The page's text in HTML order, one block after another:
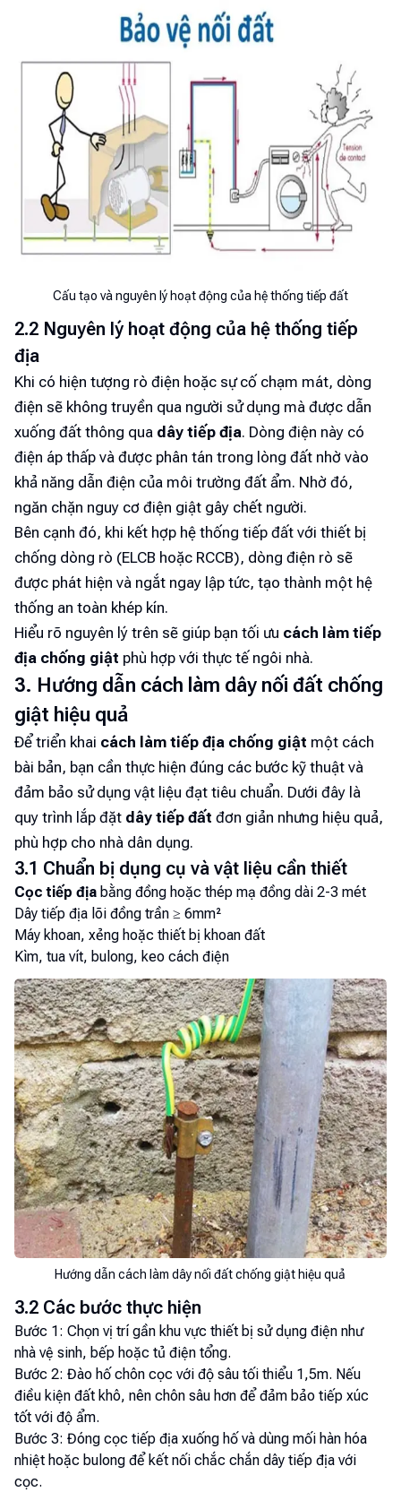
Cấu tạo và nguyên lý hoạt động của hệ thống tiếp đất
2.2 Nguyên lý hoạt động của hệ thống tiếp
địa
Khi có hiện tượng rò điện hoặc sự cố chạm mát, dòng
điện sẽ không truyền qua người sử dụng mà được dẫn
xuống đất thông qua dây tiếp địa. Dòng điện này có
điện áp thấp và được phân tán trong lòng đất nhờ vào
khả năng dẫn điện của môi trường đất ẩm. Nhờ đó,
ngăn chặn nguy cơ điện giật gây chết người.
Bên cạnh đó, khi kết hợp hệ thống tiếp đất với thiết bị
chống dòng rò (ELCB hoặc RCCB), dòng điện rò sẽ
được phát hiện và ngắt ngay lập tức, tạo thành một hệ
thống an toàn khép kín.
Hiểu rõ nguyên lý trên sẽ giúp bạn tối ưu cách làm tiếp
địa chống giật phù hợp với thực tế ngôi nhà.
3. Hướng dẫn cách làm dây nối đất chống
giật hiệu quả
Để triển khai cách làm tiếp địa chống giật một cách
bài bản, bạn cần thực hiện đúng các bước kỹ thuật và
đảm bảo sử dụng vật liệu đạt tiêu chuẩn. Dưới đây là
quy trình lắp đặt dây tiếp đất đơn giản nhưng hiệu quả,
phù hợp cho nhà dân dụng.
3.1 Chuẩn bị dụng cụ và vật liệu cần thiết
Cọc tiếp địa bằng đồng hoặc thép mạ đồng dài 2-3 mét
Dây tiếp địa lõi đồng trần ≥ 6mm²
Máy khoan, xẻng hoặc thiết bị khoan đất
Kìm, tua vít, bulong, keo cách điện
Hướng dẫn cách làm dây nối đất chống giật hiệu quả
3.2 Các bước thực hiện
Bước 1: Chọn vị trí gần khu vực thiết bị sử dụng điện như
nhà vệ sinh, bếp hoặc tủ điện tổng.
Bước 2: Đào hố chôn cọc với độ sâu tối thiểu 1,5m. Nếu
điều kiện đất khô, nên chôn sâu hơn để đảm bảo tiếp xúc
tốt với độ ẩm.
Bước 3: Đóng cọc tiếp địa xuống hố và dùng mối hàn hóa
nhiệt hoặc bulong để kết nối chắc chắn dây tiếp địa với
cọc.